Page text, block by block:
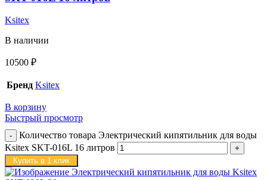
Ksitex
В наличии
10500 ₽
Бренд Ksitex
В корзину
Быстрый просмотр
Количество товара Электрический кипятильник для воды
Ksitex SKT-016L 16 литров
Купить в 1 клик